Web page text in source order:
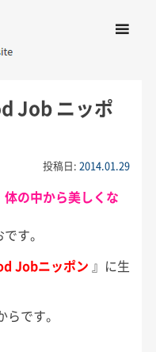
ツへ移動
Job ニッポ
投稿日:2014.01.29
の中から美しくな
す。
Jobニッポン 』に生
です。